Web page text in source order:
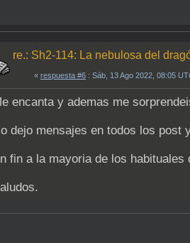
re.: Sh2-114: La nebulosa del
« respuesta #6 : Sáb, 13 Ago 2022, 08:05
encanta y ademas me
dejo mensajes en todos los post
fin a la mayoria de los